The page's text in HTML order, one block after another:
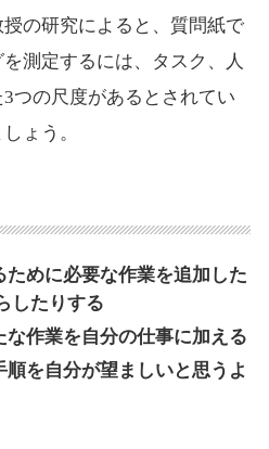
の研究によると、質問紙で
測定するには、タスク、人
つの尺度があるとされてい
ょう。
ために必要な作業を追加した
したりする
な作業を自分の仕事に加える
を自分が望ましいと思うよ